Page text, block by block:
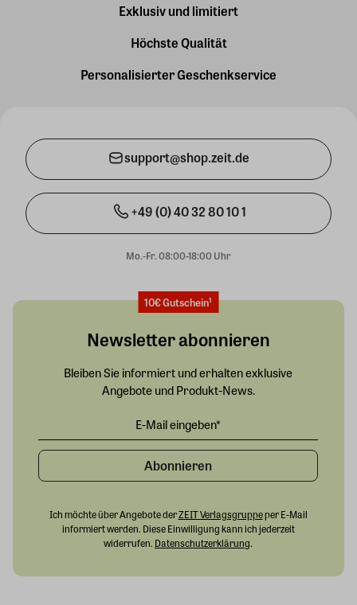
Exklusiv und limitiert
Höchste Qualität
Personalisierter Geschenkservice
support@shop.zeit.de
+49 (0) 40 32 80 10 1
Mo.-Fr. 08:00-18:00 Uhr
10€ Gutschein¹
Newsletter abonnieren
Bleiben Sie informiert und erhalten exklusive
Angebote und Produkt-News.
Abonnieren
Ich möchte über Angebote derZEIT Verlagsgruppeper E-Mail
informiert werden. Diese Einwilligung kann ich jederzeit
widerrufen. Datenschutzerklärung.